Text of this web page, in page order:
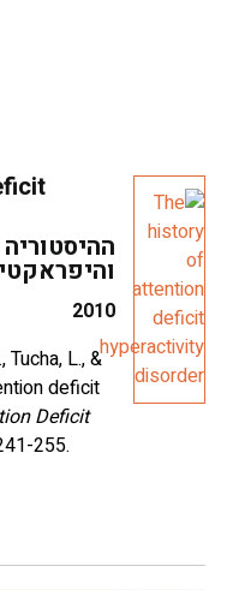
deficit
ההיסטוריה של
והיפראקטיביות
2010
K. M., Tucha, L., &
of attention deficit
Attention Deficit
,2(4), 241-255.